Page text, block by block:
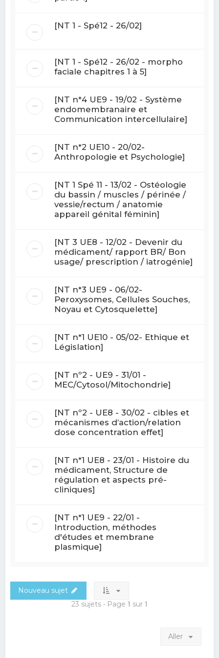
[NT 1 - Spé12 - 26/02]
[NT 1 - Spé12 - 26/02 - morpho
faciale chapitres 1 à 5]
[NT n*4 UE9 - 19/02 - Système
endomembranaire et
Communication intercellulaire]
[NT n*2 UE10 - 20/02-
Anthropologie et Psychologie]
[NT 1 Spé 11 - 13/02 - Ostéologie
du bassin / muscles / périnée /
vessie/rectum / anatomie
appareil génital féminin]
[NT 3 UE8 - 12/02 - Devenir du
médicament/ rapport BR/ Bon
usage/ prescription / iatrogénie]
[NT n*3 UE9 - 06/02-
Peroxysomes, Cellules Souches,
Noyau et Cytosquelette]
[NT n*1 UE10 - 05/02- Ethique et
Législation]
[NT nº2 - UE9 - 31/01 -
MEC/Cytosol/Mitochondrie]
[NT nº2 - UE8 - 30/02 - cibles et
mécanismes d’action/relation
dose concentration effet]
[NT n*1 UE8 - 23/01 - Histoire du
médicament, Structure de
régulation et aspects pré-
cliniques]
[NT n*1 UE9 - 22/01 -
Introduction, méthodes
d'études et membrane
plasmique]
Nouveau sujet
23 sujets • Page 1 sur 1
Aller